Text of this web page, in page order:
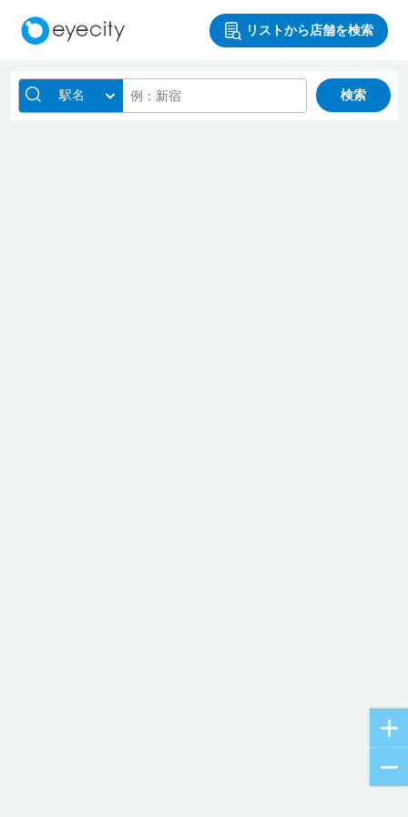
リストから店舗を検索
駅名 検索